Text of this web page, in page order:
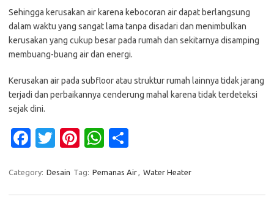
Sehingga kerusakan air karena kebocoran air dapat berlangsung
dalam waktu yang sangat lama tanpa disadari dan menimbulkan
kerusakan yang cukup besar pada rumah dan sekitarnya disamping
membuang-buang air dan energi.
Kerusakan air pada subfloor atau struktur rumah lainnya tidak jarang
terjadi dan perbaikannya cenderung mahal karena tidak terdeteksi
sejak dini.
Fa
e
T
it
Pi
er
W
at ar
Category: Desain Tag: Pemanas Air, Water Heater